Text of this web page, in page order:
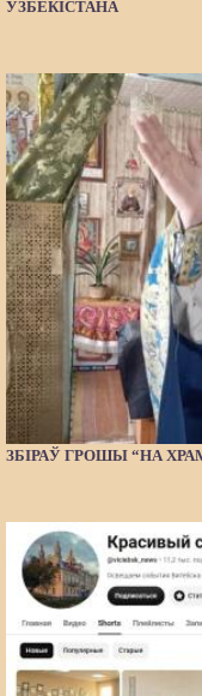
УЗБЕКІСТАНА
ЗБІРАЎ ГРОШЫ “НА